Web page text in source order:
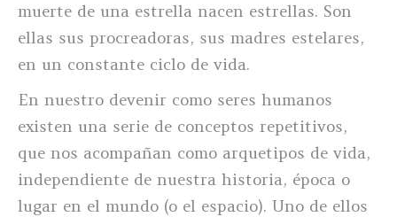
muerte de una estrella nacen estrellas. Son
ellas sus procreadoras, sus madres estelares,
en un constante ciclo de vida.
En nuestro devenir como seres humanos
existen una serie de conceptos repetitivos,
que nos acompañan como arquetipos de vida,
independiente de nuestra historia, época o
lugar en el mundo (o el espacio). Uno de ellos